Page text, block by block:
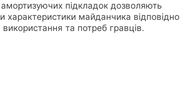
амортизуючих підкладок дозволяють
характеристики майданчика відповідно
та потреб гравців.